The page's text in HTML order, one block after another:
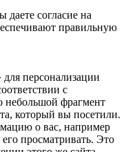
даете согласие на
правильную
персонализации
с
небольшой фрагмент
который вы посетили.
о вас, например
просматривать. Это